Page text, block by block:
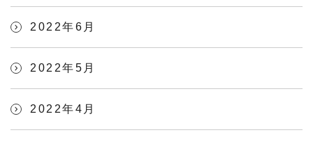
2022年6月
2022年5月
2022年4月